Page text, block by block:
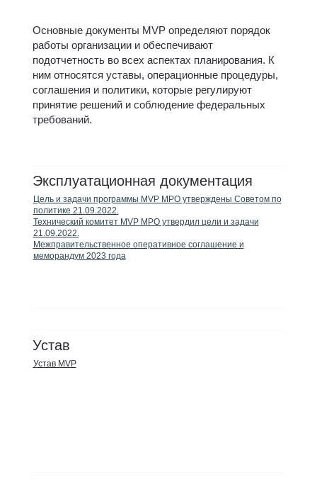
Основные документы MVP определяют порядок
работы организации и обеспечивают
подотчетность во всех аспектах планирования. К
ним относятся уставы, операционные процедуры,
соглашения и политики, которые регулируют
принятие решений и соблюдение федеральных
требований.
Эксплуатационная документация
Цель и задачи программы MVP MPO утверждены Советом по
политике 21.09.2022.
Технический комитет MVP MPO утвердил цели и задачи
21.09.2022.
Межправительственное оперативное соглашение и
меморандум 2023 года
Устав
Устав MVP